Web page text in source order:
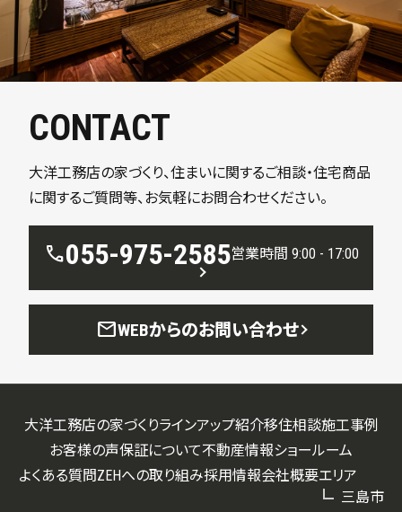
CONTACT
大洋工務店の家づくり、住まいに関するご相談・住宅商品
に関するご質問等、お気軽にお問合わせください。
call055-975-2585営業時間 9:00 - 17:00
mailWEBからのお問い合わせ
大洋工務店の家づくりラインアップ紹介移住相談施工事例
お客様の声保証について不動産情報ショールーム
よくある質問ZEHへの取り組み採用情報会社概要エリア
三島市